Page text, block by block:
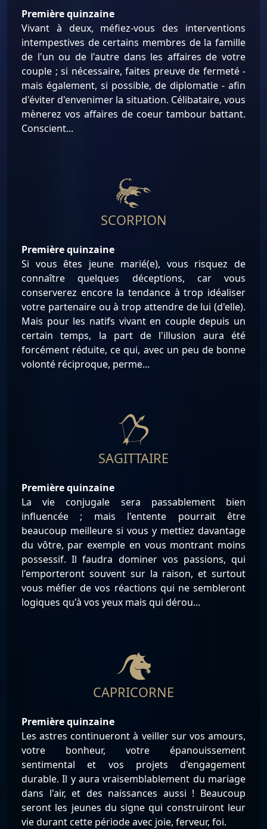
Première quinzaine
Vivant à deux, méfiez-vous des interventions
intempestives de certains membres de la famille
de l'un ou de l'autre dans les affaires de votre
couple ; si nécessaire, faites preuve de fermeté -
mais également, si possible, de diplomatie - afin
d'éviter d'envenimer la situation. Célibataire, vous
mènerez vos affaires de coeur tambour battant.
Conscient...
SCORPION
Première quinzaine
Si vous êtes jeune marié(e), vous risquez de
connaître quelques déceptions, car vous
conserverez encore la tendance à trop idéaliser
votre partenaire ou à trop attendre de lui (d'elle).
Mais pour les natifs vivant en couple depuis un
certain temps, la part de l'illusion aura été
forcément réduite, ce qui, avec un peu de bonne
volonté réciproque, perme...
SAGITTAIRE
Première quinzaine
La vie conjugale sera passablement bien
influencée ; mais l'entente pourrait être
beaucoup meilleure si vous y mettiez davantage
du vôtre, par exemple en vous montrant moins
possessif. Il faudra dominer vos passions, qui
l'emporteront souvent sur la raison, et surtout
vous méfier de vos réactions qui ne sembleront
logiques qu'à vos yeux mais qui dérou...
CAPRICORNE
Première quinzaine
Les astres continueront à veiller sur vos amours,
votre bonheur, votre épanouissement
sentimental et vos projets d'engagement
durable. Il y aura vraisemblablement du mariage
dans l'air, et des naissances aussi ! Beaucoup
seront les jeunes du signe qui construiront leur
vie durant cette période avec joie, ferveur, foi.